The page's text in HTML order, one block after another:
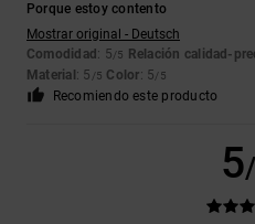
Porque estoy contento
Mostrar original - Deutsch
Comodidad : 5/5 Relación calidad-
Material : 5 /5 Color: 5/5
Recomiendo este producto
5